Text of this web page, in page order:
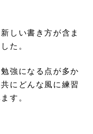
しい書き方が含ま
た。
強になる点が多か
にどんな風に練習
す。